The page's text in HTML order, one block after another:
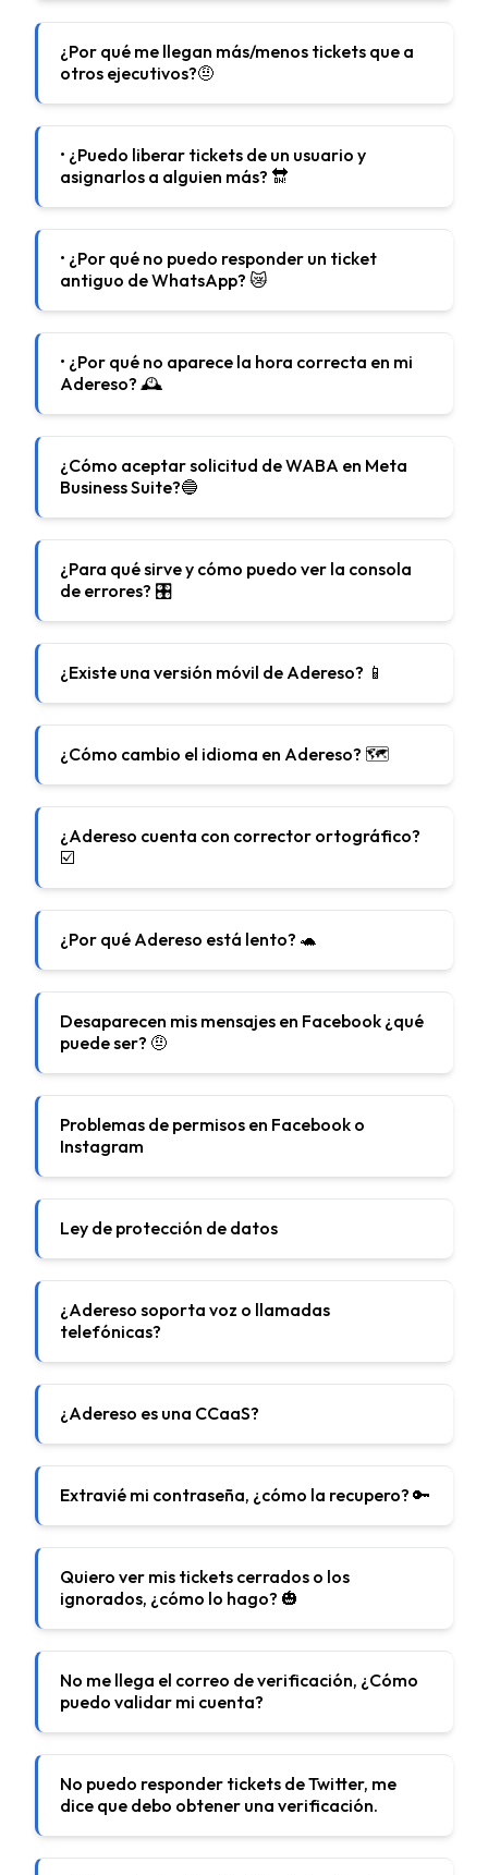
¿Por qué me llegan más/menos tickets que a
otros ejecutivos?🤨
• ¿Puedo liberar tickets de un usuario y
asignarlos a alguien más? 🔛
• ¿Por qué no puedo responder un ticket
antiguo de WhatsApp? 😿
• ¿Por qué no aparece la hora correcta en mi
Adereso? 🕰️
¿Cómo aceptar solicitud de WABA en Meta
Business Suite?🔵
¿Para qué sirve y cómo puedo ver la consola
de errores? 🎛️
¿Existe una versión móvil de Adereso? 📱
¿Cómo cambio el idioma en Adereso? 🗺️
¿Adereso cuenta con corrector ortográfico?
☑️
¿Por qué Adereso está lento? 🐢
Desaparecen mis mensajes en Facebook ¿qué
puede ser? 🤨
Problemas de permisos en Facebook o
Instagram
Ley de protección de datos
¿Adereso soporta voz o llamadas
telefónicas?
¿Adereso es una CCaaS?
Extravié mi contraseña, ¿cómo la recupero? 🔑
Quiero ver mis tickets cerrados o los
ignorados, ¿cómo lo hago? 🎃
No me llega el correo de verificación, ¿Cómo
puedo validar mi cuenta?
No puedo responder tickets de Twitter, me
dice que debo obtener una verificación.